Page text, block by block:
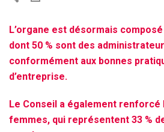
L’organe est désormais
dont 50 % sont des
conformément aux bonnes
d’entreprise.
Le Conseil a également renforcé
femmes, qui représentent 33 %